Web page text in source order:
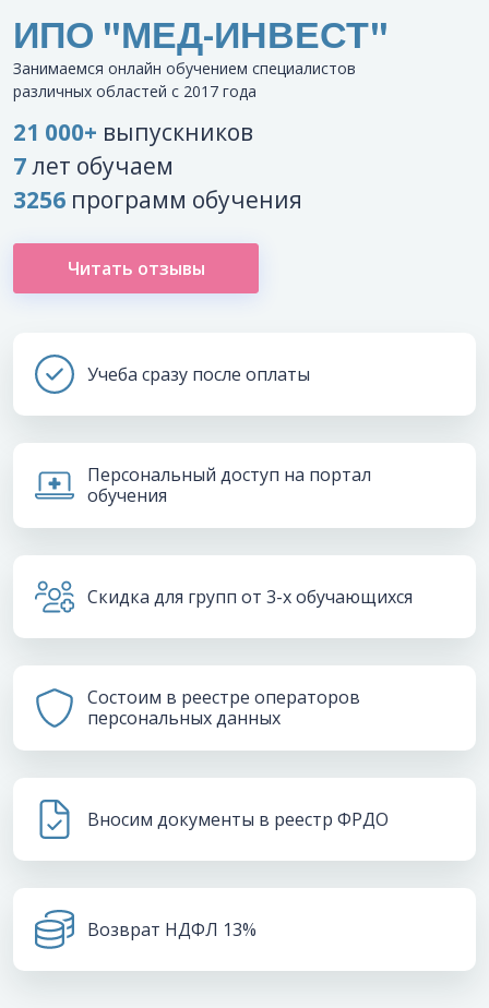
ИПО "МЕД-ИНВЕСТ"
Занимаемся онлайн обучением специалистов
различных областей с 2017 года
21 000+ выпускников
7лет обучаем
3256 программ обучения
Читать отзывы
Учеба сразу после оплаты
Персональный доступ на портал
обучения
Скидка для групп от 3-х обучающихся
Состоим в реестре операторов
персональных данных
Вносим документы в реестр ФРДО
Возврат НДФЛ 13%